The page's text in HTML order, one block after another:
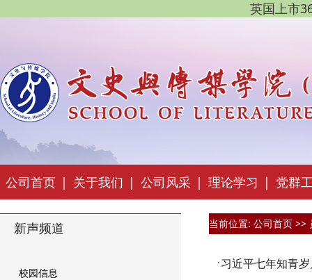
英国上市
公司首页 | 关于我们 | 公司风采 | 理论学习 | 党群
新声频道
校园信息
当前位置: 公司首页 >>
·习近平七年知青